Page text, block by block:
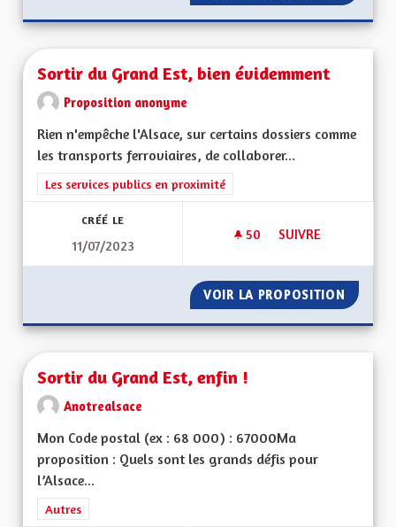
Sortir du Grand Est, bien évidemment
Proposition anonyme
Rien n'empêche l'Alsace, sur certains dossiers comme
les transports ferroviaires, de collaborer...
Filtrer les résultats de la catégorie : Les services publics en
Les services publics en proximité
CRÉÉ LE
11/07/2023
50 50 ABONNÉS
SUIVRE
VOIR LA PROPOSITION
Sortir du Grand Est, enfin !
Anotrealsace
Mon Code postal (ex : 68 000) : 67000Ma
proposition : Quels sont les grands défis pour
l’Alsace...
Filtrer les résultats de la catégorie : Autres
Autres